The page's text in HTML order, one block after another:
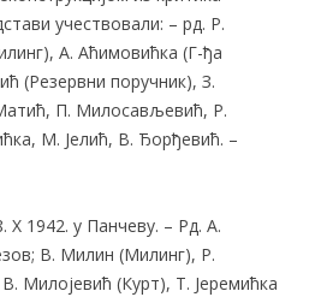
учествовали: – рд. Р.
А. Аћимовићка (Г-ђа
(Резервни поручник), З.
П. Милосављевић, Р.
М. Јелић, В. Ђорђевић. –
1942. у Панчеву. – Рд. А.
В. Милин (Милинг), Р.
Милојевић (Курт), Т. Јеремићка